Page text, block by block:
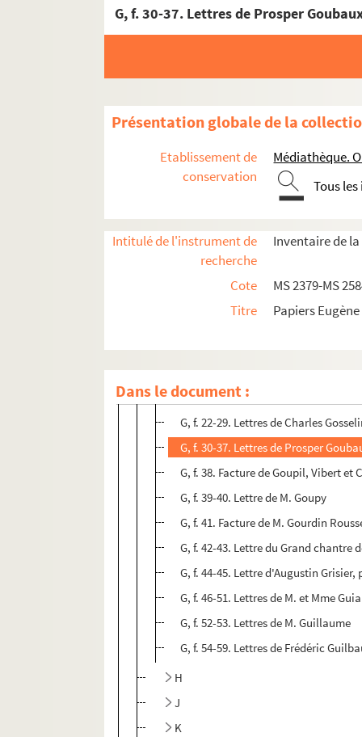
G, f. 30-37. Lettres de Prosper
Présentation globale de la
Etablissement de
conservation
Médiathèque.
Tous
Intitulé de l'instrument de
recherche
Inventaire de
Cote
MS 2379-MS
Titre
Papiers
Dans le document :
Écrits d'Eugène Sue
Correspondance
A
C
E
F
G, f. 7-8. Lettre de François Gavache
G, f. 9-12. Lettre d'Emile de Girardin
G, f. 13-14. Lettre de M. Girona
G, f. 15-19. Lettre de M. Godard
G, f. 22-29. Lettres de Charles
G, f. 30-37. Lettres de Prosper
G, f. 38. Facture de Goupil, Vibert
G, f. 39-40. Lettre de M. Goupy
G, f. 41. Facture de M. Gourdin
G, f. 42-43. Lettre du Grand chantre
G, f. 44-45. Lettre d'Augustin Grisier,
G, f. 46-51. Lettres de M. et Mme
G, f. 52-53. Lettres de M. Guillaume
G, f. 54-59. Lettres de Frédéric
H
J
K